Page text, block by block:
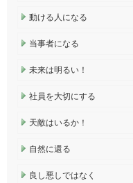
動ける人になる
当事者になる
未来は明るい！
社員を大切にする
天敵はいるか！
自然に還る
良し悪しではなく